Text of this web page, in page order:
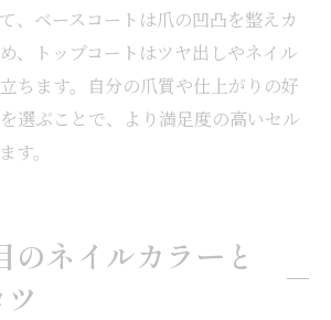
、ベースコートは爪の凹凸を整えカ
、トップコートはツヤ出しやネイル
ちます。自分の爪質や仕上がりの好
選ぶことで、より満足度の高いセル
す。
のネイルカラーと